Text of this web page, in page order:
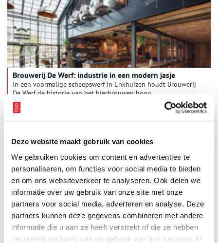
Deze website maakt gebruik van cookies
We gebruiken cookies om content en advertenties te
personaliseren, om functies voor social media te bieden
en om ons websiteverkeer te analyseren. Ook delen we
informatie over uw gebruik van onze site met onze
partners voor social media, adverteren en analyse. Deze
partners kunnen deze gegevens combineren met andere
informatie die u aan ze heeft verstrekt of die ze hebben
verzameld op basis van uw gebruik van hun services. U
Brouwerij De Werf: industrie in een modern jasje
In een voormalige scheepswerf in Enkhuizen houdt Brouwerij
De Werf de historie van het bierbrouwen hoog.
Weesp: bier, jenever, cacao
Bier, jenever, chocolade – Weesp was er ooit wereldberoemd